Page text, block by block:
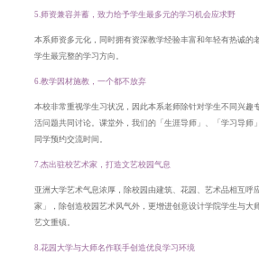
5.师资兼容并蓄，致力给予学生最多元的学习机会应求野
本系师资多元化，同时拥有资深教学经验丰富和年轻有热诚的老
学生最完整的学习方向。
6.教学因材施教，一个都不放弃
本校非常重视学生习状况，因此本系老师除针对学生不同兴
活问题共同讨论。 课堂外，我们的「生涯导师」、「学习导师
同学预约交流时间。
7.杰出驻校艺术家，打造文艺校园气息
亚洲大学艺术气息浓厚，除校园由建筑、花园、艺术品相互
家」， 除创造校园艺术风气外，更增进创意设计学院学生与
艺文重镇。
8.花园大学与大师名作联手创造优良学习环境